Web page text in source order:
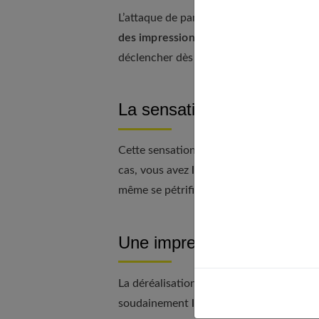
L’attaque de panique se traduit par une
des impressions d’évanouissement ou
déclencher dès que l’individu se
La sensation que ses
Cette sensation, provoquée par
cas, vous avez
même se pétrifier et vous laisser dans
Une impression d’irréalité
La déréalisation consiste à avoir la
soudainement